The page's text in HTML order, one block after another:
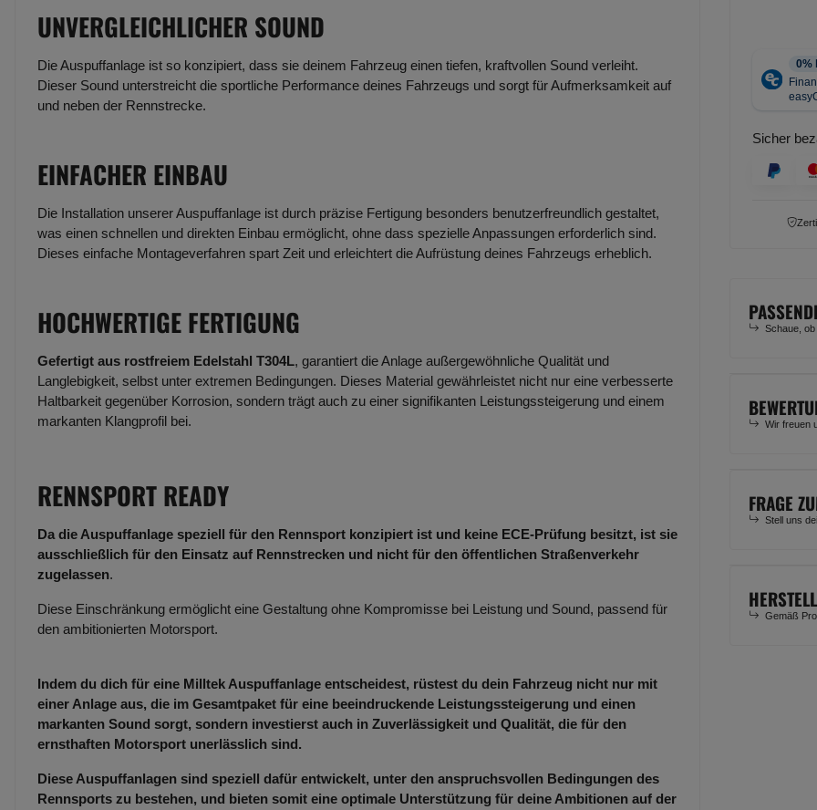
Sicher
Schaue,
Wir freuen
FRAGE
Stell uns
Gemäß
UNVERGLEICHLICHER SOUND
Die Auspuffanlage ist so konzipiert, dass sie deinem Fahrzeug einen tiefen, kraftvollen Sound verleiht.
Dieser Sound unterstreicht die sportliche Performance deines Fahrzeugs und sorgt für Aufmerksamkeit auf
und neben der Rennstrecke.
EINFACHER EINBAU
Die Installation unserer Auspuffanlage ist durch präzise Fertigung besonders benutzerfreundlich gestaltet,
was einen schnellen und direkten Einbau ermöglicht, ohne dass spezielle Anpassungen erforderlich sind.
Dieses einfache Montageverfahren spart Zeit und erleichtert die Aufrüstung deines Fahrzeugs erheblich.
HOCHWERTIGE FERTIGUNG
Gefertigt aus rostfreiem Edelstahl T304L, garantiert die Anlage außergewöhnliche Qualität und
Langlebigkeit, selbst unter extremen Bedingungen. Dieses Material gewährleistet nicht nur eine verbesserte
Haltbarkeit gegenüber Korrosion, sondern trägt auch zu einer signifikanten Leistungssteigerung und einem
markanten Klangprofil bei.
RENNSPORT READY
Da die Auspuffanlage speziell für den Rennsport konzipiert ist und keine ECE-Prüfung besitzt, ist sie
ausschließlich für den Einsatz auf Rennstrecken und nicht für den öffentlichen Straßenverkehr
zugelassen.
Diese Einschränkung ermöglicht eine Gestaltung ohne Kompromisse bei Leistung und Sound, passend für
den ambitionierten Motorsport.
Indem du dich für eine Milltek Auspuffanlage entscheidest, rüstest du dein Fahrzeug nicht nur mit
einer Anlage aus, die im Gesamtpaket für eine beeindruckende Leistungssteigerung und einen
markanten Sound sorgt, sondern investierst auch in Zuverlässigkeit und Qualität, die für den
ernsthaften Motorsport unerlässlich sind.
Diese Auspuffanlagen sind speziell dafür entwickelt, unter den anspruchsvollen Bedingungen des
Rennsports zu bestehen, und bieten somit eine optimale Unterstützung für deine Ambitionen auf der